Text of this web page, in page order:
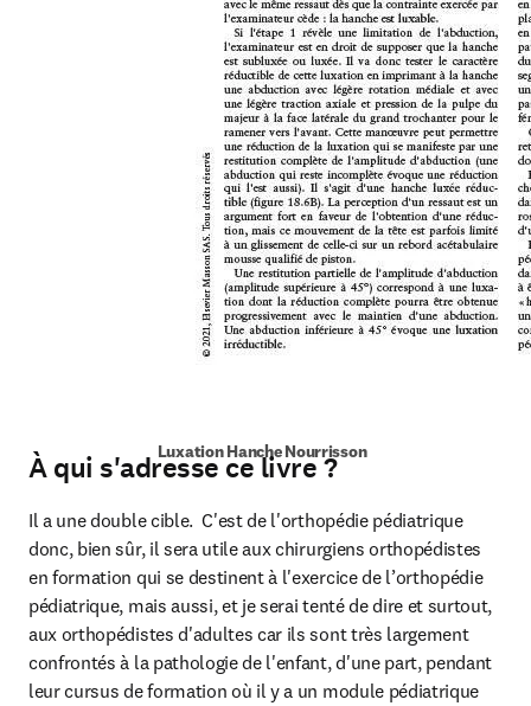
Luxation Hanche Nourrisson
À qui s'adresse ce livre ?
Il a une double cible.  C'est de l'orthopédie pédiatrique
donc, bien sûr, il sera utile aux chirurgiens orthopédistes
en formation qui se destinent à l'exercice de l’orthopédie
pédiatrique, mais aussi, et je serai tenté de dire et surtout,
aux orthopédistes d'adultes car ils sont très largement
confrontés à la pathologie de l'enfant, d'une part, pendant
leur cursus de formation où il y a un module pédiatrique